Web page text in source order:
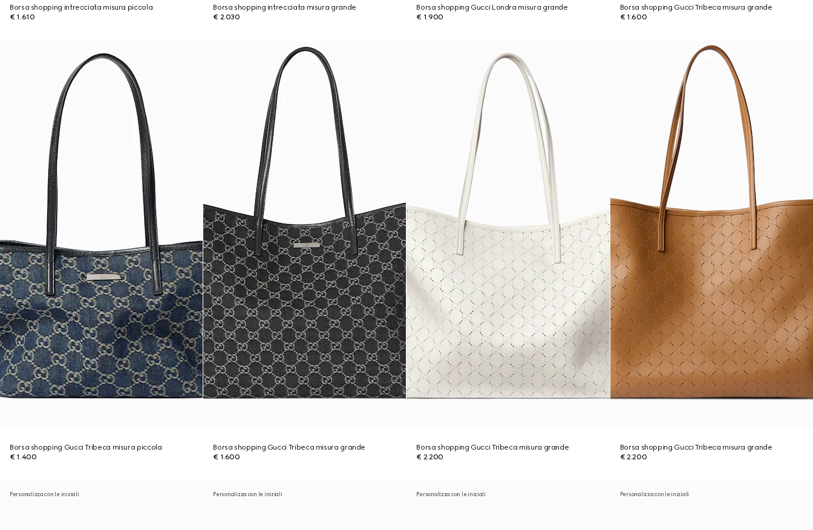
Borsa shopping intrecciata misura piccola
€ 1.610
Borsa shopping intrecciata misura grande
€ 2.030
Borsa shopping Gucci Londra misura grande
€ 1.900
Borsa shopping Gucci Tribeca misura grande
€ 1.600
Borsa shopping Gucci Tribeca misura piccola
€ 1.400
Borsa shopping Gucci Tribeca misura grande
€ 1.600
Borsa shopping Gucci Tribeca misura grande
€ 2.200
Borsa shopping Gucci Tribeca misura grande
€ 2.200
Personalizza con le iniziali Personalizza con le iniziali Personalizza con le iniziali Personalizza con le iniziali